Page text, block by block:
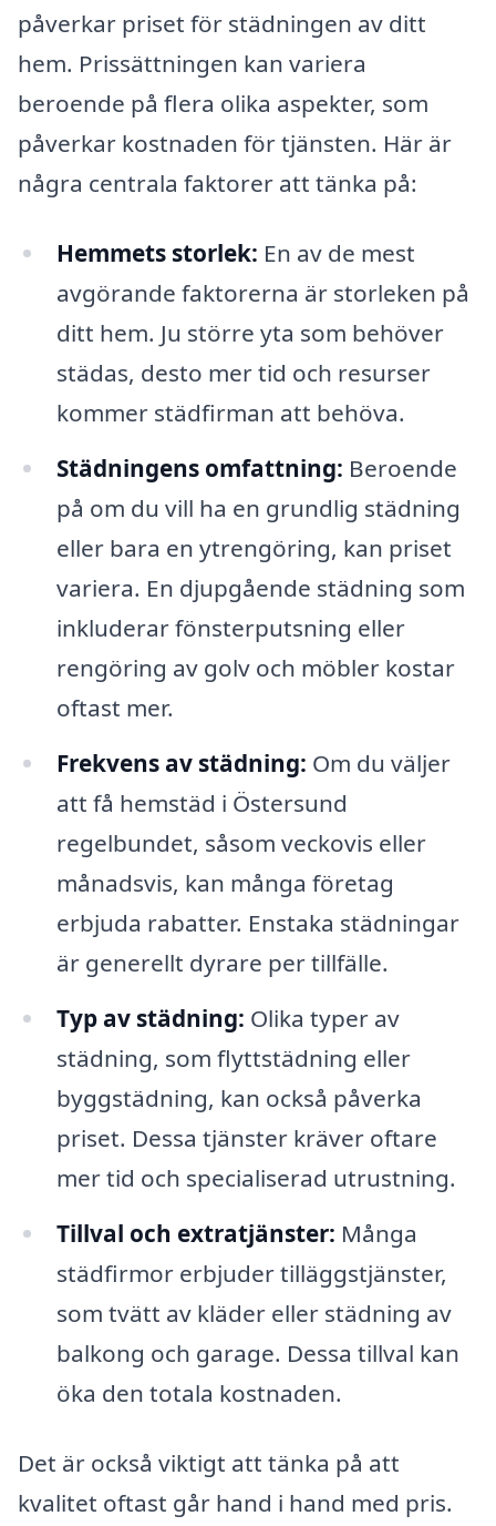
påverkar priset för städningen av ditt
hem. Prissättningen kan variera
beroende på flera olika aspekter, som
påverkar kostnaden för tjänsten. Här är
några centrala faktorer att tänka på:
Hemmets storlek: En av de mest
avgörande faktorerna är storleken på
ditt hem. Ju större yta som behöver
städas, desto mer tid och resurser
kommer städfirman att behöva.
Städningens omfattning: Beroende
på om du vill ha en grundlig städning
eller bara en ytrengöring, kan priset
variera. En djupgående städning som
inkluderar fönsterputsning eller
rengöring av golv och möbler kostar
oftast mer.
Frekvens av städning: Om du väljer
att få hemstäd i Östersund
regelbundet, såsom veckovis eller
månadsvis, kan många företag
erbjuda rabatter. Enstaka städningar
är generellt dyrare per tillfälle.
Typ av städning: Olika typer av
städning, som flyttstädning eller
byggstädning, kan också påverka
priset. Dessa tjänster kräver oftare
mer tid och specialiserad utrustning.
Tillval och extratjänster: Många
städfirmor erbjuder tilläggstjänster,
som tvätt av kläder eller städning av
balkong och garage. Dessa tillval kan
öka den totala kostnaden.
Det är också viktigt att tänka på att
kvalitet oftast går hand i hand med pris.